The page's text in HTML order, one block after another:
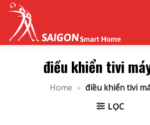
dung
điều khiển tivi
Home » điều khiển tivi
LỌC